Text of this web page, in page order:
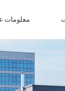
معلومات